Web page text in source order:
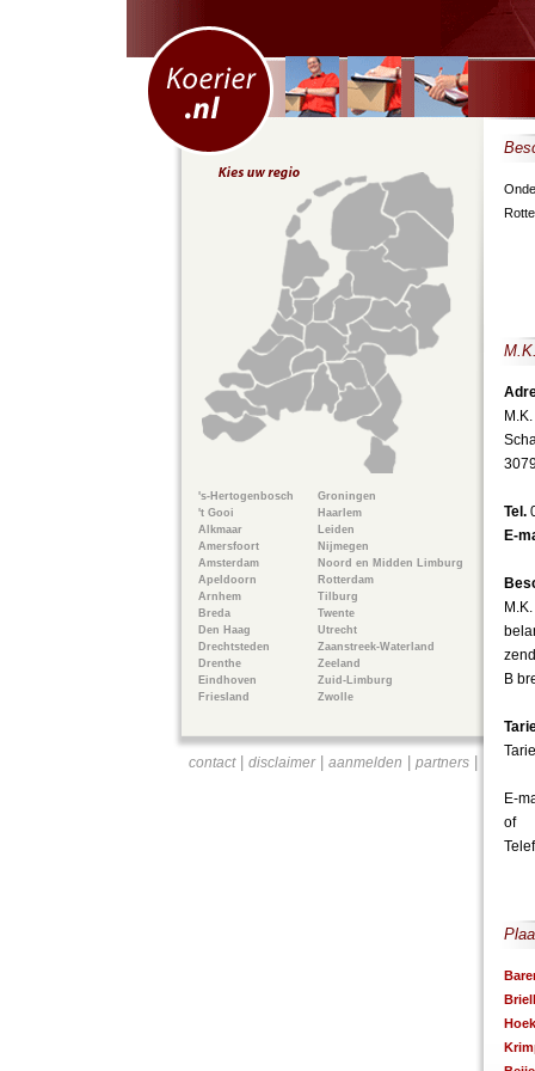
Groningen
Haarlem
Leiden
Nijmegen
Noord en Midden Limburg
Rotterdam
Tilburg
Twente
Utrecht
Zaanstreek-Waterland
Zeeland
Zuid-Limburg
Zwolle
's-Hertogenbosch
't Gooi
Alkmaar
Amersfoort
Amsterdam
Apeldoorn
Arnhem
Breda
Den Haag
Drechtsteden
Drenthe
Eindhoven
Friesland
contact| disclaimer| aanmelden partners|
Tel.
E-
B
E-
of